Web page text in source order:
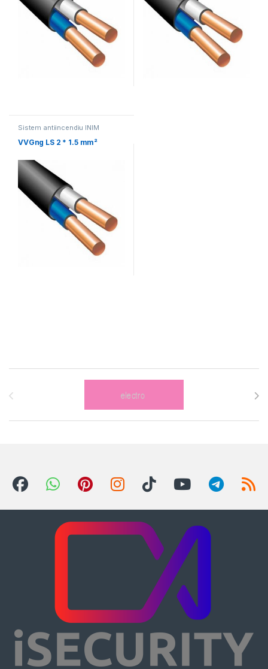
Sistem antiincendiu INIM
VVGng LS 2 * 1.5 mm²
Brands Carousel